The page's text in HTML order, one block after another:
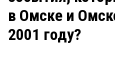
ПРОИСШЕСТВИЯ
СТИЛЬ ЖИЗНИ
в Омске и
2001 году?